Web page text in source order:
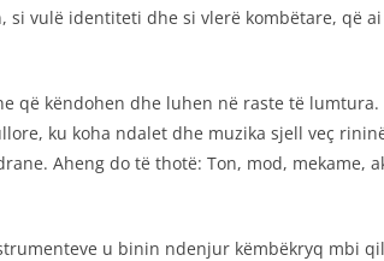
vulë identiteti dhe si vlerë kombëtare, që
që këndohen dhe luhen në raste të
ku koha ndalet dhe muzika sjell veç
Aheng do të thotë: Ton, mod, mekame,
u binin ndenjur këmbëkryq mbi